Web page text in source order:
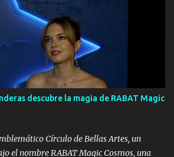
descubre la magia de RABAT Magic
Círculo de Bellas Artes, un
el nombre RABAT Magic Cosmos, una